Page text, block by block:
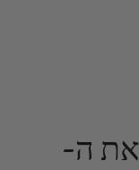
את ה-